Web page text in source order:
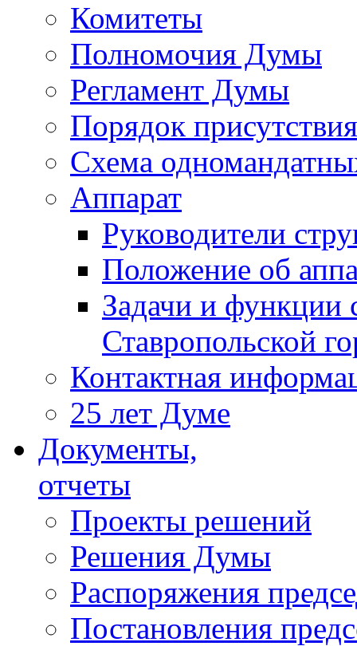
Комитеты
Полномочия Думы
Регламент Думы
Порядок
Схема
Аппарат
Руководители
Положение об
Задачи и функции
Ставропольской
Контактная
25 лет Думе
Документы,
отчеты
Проекты решений
Решения Думы
Распоряжения
Постановления